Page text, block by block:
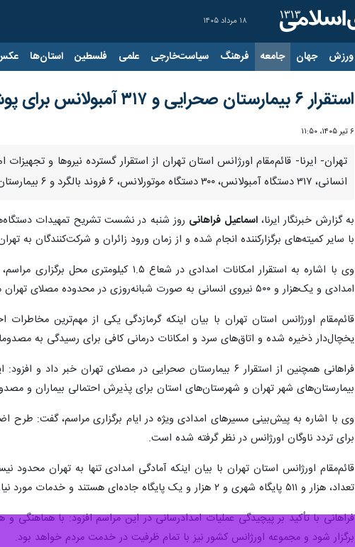
۱۸ مرداد ۱۴۰۵
ورزش جهان جامعه فرهنگ سیاست‌خارجی علمی فلسطین استان‌ها
استقرار ۶ بیمارستان صحرایی و ۳۱۷ آمبولانس برای پوشش مراسم تشییع آقای شهید در پایتخت
۶ تیر ۱۴۰۵، ۱۱:۵۰
انسانی، ۳۱۷ دستگاه آمبولانس، ۳۰۰ دستگاه موتورلانس، ۶ فروند بالگرد و ۶ بیمارستان صحرایی برای ارائه خدمات درمانی لازم به شرکت‌کنندگان در این مراسم مستقر و راه اندازی خواهد شد.
به گزارش خبرنگار ایرنا،اسماعیل فراهانی روز شنبه در نشست تشریح تمهیدات
با سایر کمیته‌های برگزارکننده انجام شده و از زمان ورود زائران و شرکت‌کنندگان
امدادی و یک‌هزار و ۵۰۰ نیروی انسانی به صورت شبانه‌روزی در محدوده مصلای تهران مستقر خواهند شد.
یخچال‌دار ذخیره شده و اتاق‌های سرد و امکانات درمانی کافی برای رسیدگی به
فراهانی همچنین از استقرار ۶ بیمارستان صحرایی در مصلای
بیمارستان‌های شهر تهران و شهرستان‌های استان برای پذیرش احتمالی بیماران و
وی با اشاره به پیش‌بینی مسیرهای امدادی ویژه در ایام برگزاری مراسم، گفت: طرح
برای تردد ناوگان اورژانس در نظر گرفته شده است.
تعداد، هزار و ۵۱۱ پایگاه شهری و ۲ هزار و یک پایگاه جاده‌ای هستند و خدمات مورد نیاز را به مردم ارائه خواهند داد.
فراهانی با تأکید بر پیچیدگی عملیات امدادرسانی در این مراسم افزود: با
برگزار شود و مجموعه اورژانس کشور نیز با تمام ظرفیت در خدمت مردم خواهد بود.